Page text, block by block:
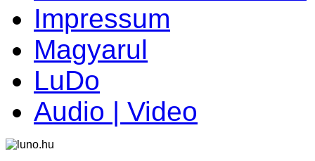
Impressum
Magyarul
LuDo
Audio | Video